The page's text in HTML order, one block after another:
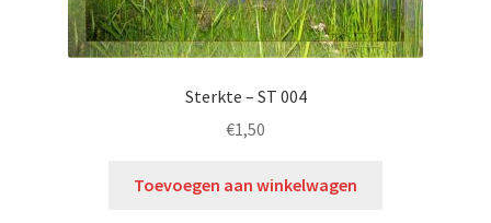
Sterkte – ST 004
€1,50
Toevoegen aan winkelwagen